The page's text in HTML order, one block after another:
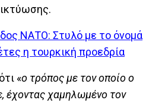
ΝΑΤΟ: Στυλό με το όνομά
η τουρκική προεδρία
«ο τρόπος με τον οποίο ο
έχοντας χαμηλωμένο τον